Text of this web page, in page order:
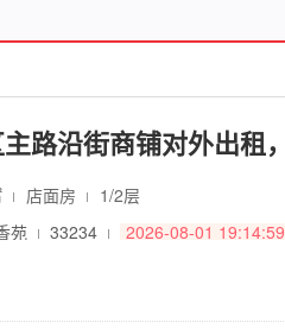
店面房
1/2层
苑 33234
2026-08-01 19:14:59